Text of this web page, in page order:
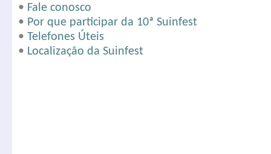
• Fale conosco
• Por que participar da 10ª Suinfest
• Telefones Úteis
• Localização da Suinfest